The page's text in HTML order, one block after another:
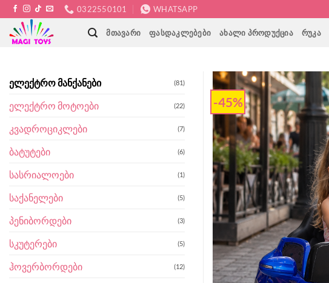
Skip
to
content
0322550101 WHATSAPP
ᲛᲗᲐᲕᲐᲠᲘ ᲤᲐᲡᲓᲐᲙᲚᲔᲑᲔᲑᲘ ᲐᲮᲐᲚᲘ ᲞᲠᲝᲓᲣᲥᲪᲘᲐ ᲠᲣᲙᲐ
-45%
ელექტრო მანქანები (81)
ელექტრო მოტოები (22)
კვადროციკლები (7)
ბატუტები (6)
სასრიალოები (1)
საქანელები (5)
პენიბორდები (3)
სკუტერები (5)
ჰოვერბორდები (12)